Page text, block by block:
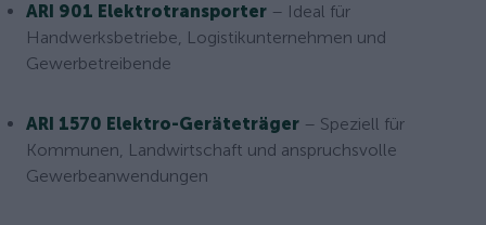
ARI 901 Elektrotransporter – Ideal für
Handwerksbetriebe, Logistikunternehmen und
Gewerbetreibende
ARI 1570 Elektro-Geräteträger – Speziell für
Kommunen, Landwirtschaft und anspruchsvolle
Gewerbeanwendungen